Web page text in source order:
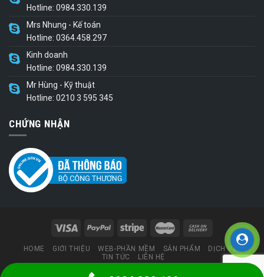
Hotline: 0984.330.139
Mrs Nhung - Kế toán
Hotline: 0364.458.297
Kinh doanh
Hotline: 0984.330.139
Mr Hùng - Kỹ thuật
Hotline: 0210 3 595 345
CHỨNG NHẬN
HOME GIỚI THIỆU WEB-PHẦN MỀM SẢN PHẨM
DỊCH VỤ
TIN TỨC
LIÊN HỆ